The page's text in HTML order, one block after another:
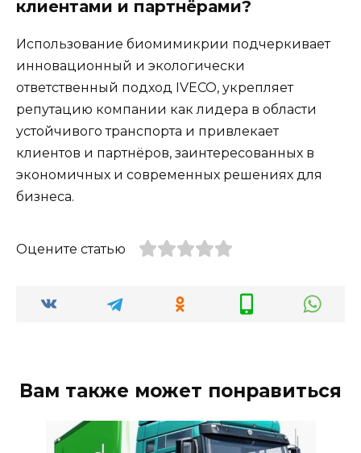
клиентами и партнёрами?
Использование биомимикрии подчеркивает
инновационный и экологически
ответственный подход IVECO, укрепляет
репутацию компании как лидера в области
устойчивого транспорта и привлекает
клиентов и партнёров, заинтересованных в
экономичных и современных решениях для
бизнеса.
Оцените статью
Вам также может понравиться